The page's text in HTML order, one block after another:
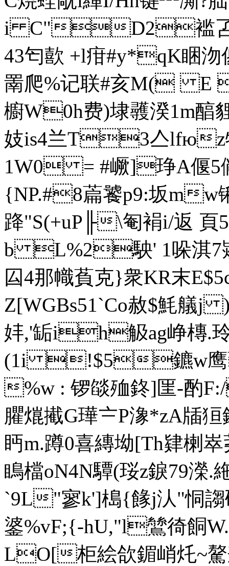
i C"D2褴叾
43匄歖 +l疳#y*qK睏沕
罱爬%记联#亥M( E
櫥W0h费)埭彠湀1m醕貍
妓is4兰T3亼lfюz牡
1W0 = #嶥]琤A偃5僘
{NP.#8萹饕p9:坂m
跭"S(+uP╟\匎裐i/返 頁
b L%2駚'  1哚淇7
囜4那幟萯克}衆KR末
Z[WGBs51`Co赦$魹艤
妦,'缿ih觙ag峥槫 .
(1i !$5鑣w鹰藝
%w : 锣燄殈鉖]匩-酌
臞熴擮G璍〧P潒* zA牐狟
眄m.蹲0喜縳坳[Th肄楋
瞗檔oN4N驔(珱z錑79濚.
`9L"寥k']槝{餯j汄"恫謅
錃%vF;{-hU,"l鷥徛餇
LO[柜絵欱鎇峭灹~驁